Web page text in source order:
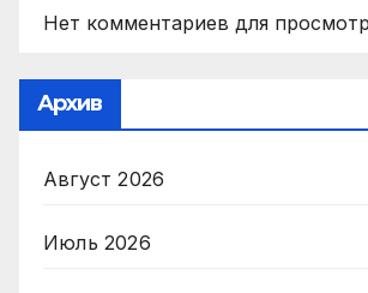
Нет комментариев для
Архив
Август 2026
Июль 2026